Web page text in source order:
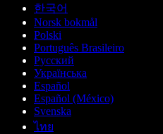
한국어
Norsk bokmål
Polski
Português Brasileiro
Русский
Українська
Español
Español (México)
Svenska
ไทย